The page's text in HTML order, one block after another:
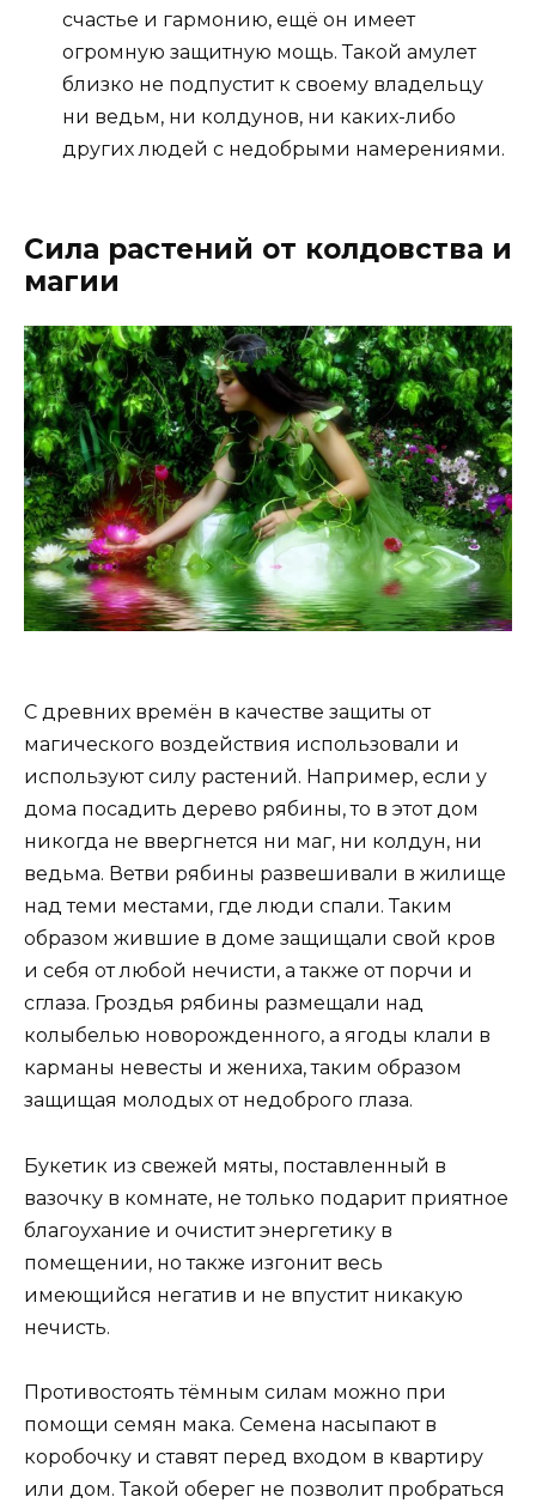
счастье и гармонию, ещё он имеет
огромную защитную мощь. Такой амулет
близко не подпустит к своему владельцу
ни ведьм, ни колдунов, ни каких-либо
других людей с недобрыми намерениями.
Сила растений от колдовства и
магии
С древних времён в качестве защиты от
магического воздействия использовали и
используют силу растений. Например, если у
дома посадить дерево рябины, то в этот дом
никогда не ввергнется ни маг, ни колдун, ни
ведьма. Ветви рябины развешивали в жилище
над теми местами, где люди спали. Таким
образом жившие в доме защищали свой кров
и себя от любой нечисти, а также от порчи и
сглаза. Гроздья рябины размещали над
колыбелью новорожденного, а ягоды клали в
карманы невесты и жениха, таким образом
защищая молодых от недоброго глаза.
Букетик из свежей мяты, поставленный в
вазочку в комнате, не только подарит приятное
благоухание и очистит энергетику в
помещении, но также изгонит весь
имеющийся негатив и не впустит никакую
нечисть.
Противостоять тёмным силам можно при
помощи семян мака. Семена насыпают в
коробочку и ставят перед входом в квартиру
или дом. Такой оберег не позволит пробраться